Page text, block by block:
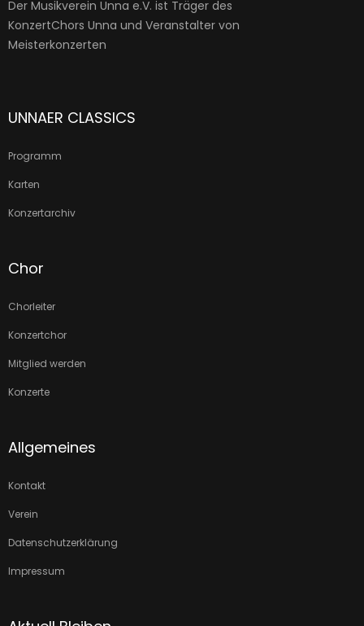
Der Musikverein Unna e.V. ist Träger des
KonzertChors Unna und Veranstalter von
Meisterkonzerten
UNNAER CLASSICS
Programm
Karten
Konzertarchiv
Chor
Chorleiter
Konzertchor
Mitglied werden
Konzerte
Allgemeines
Kontakt
Verein
Datenschutzerklärung
Impressum